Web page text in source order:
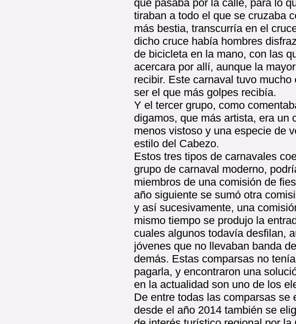
que pasaba por la calle, para lo
tiraban a todo el que se cruzaba
más bestia, transcurría en el
dicho cruce había hombres
de bicicleta en la mano, con las
acercara por allí, aunque la
recibir. Este carnaval tuvo
ser el que más golpes recibía.
Y el tercer grupo, como
digamos, que más artista, era un
menos vistoso y una especie de
estilo del Cabezo.
Estos tres tipos de carnavales
grupo de carnaval moderno,
miembros de una comisión de
año siguiente se sumó otra
y así sucesivamente, una
mismo tiempo se produjo la
cuales algunos todavía desfilan,
jóvenes que no llevaban banda
demás. Estas comparsas no
pagarla, y encontraron una
en la actualidad son uno de los
De entre todas las comparsas
desde el año 2014 también se